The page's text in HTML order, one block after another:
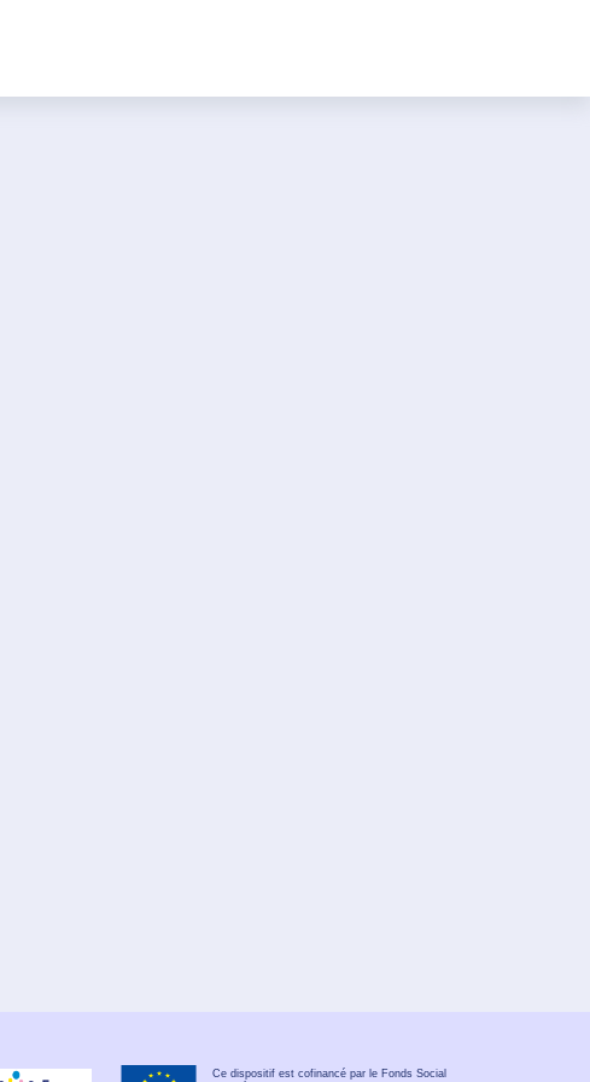
Ce dispositif est cofinancé par le Fonds Social